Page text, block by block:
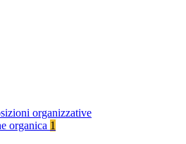
organizzative
organica 1